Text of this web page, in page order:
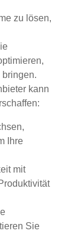
zu lösen,
kann
Ihre
mit
Sie